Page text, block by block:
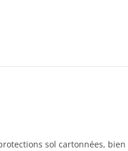
sol cartonnées,